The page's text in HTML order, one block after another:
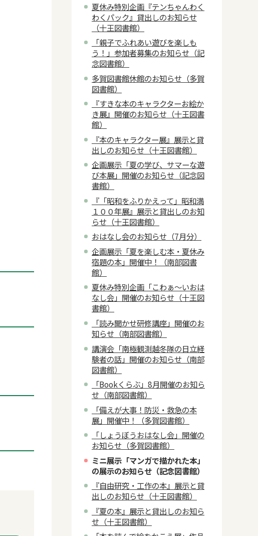
夏休み特別企画『テンちゃんわく
わくパック』貸出しのお知らせ
（十王図書館）
「親子でふれあい遊びを楽しも
う！」参加者募集のお知らせ（記
念図書館）
多賀図書館休館のお知らせ（多賀
図書館）
『すきな本のキャラクターお絵か
き展』開催のお知らせ（十王図書
館）
『本のキャラクター展』展示と貸
出しのお知らせ（十王図書館）
企画展示「夏の学び、サマーな遊
び本展」開催のお知らせ（記念図
書館）
『「昭和をふりかえって」昭和満
１００年展』展示と貸出しのお知
らせ（十王図書館）
おはなし会のお知らせ（7月分）
企画展示「夏を楽しむ本・夏休み
宿題の本」開催中！（南部図書
館）
夏休み特別企画「こわぁ～いおは
なし会」開催のお知らせ（十王図
書館）
「読み聞かせ研修講座」開催のお
知らせ（南部図書館）
講演会「南極観測越冬隊の日立経
験者の話」開催のお知らせ（南部
図書館）
「Bookくらぶ」8月開催のお知ら
せ（南部図書館）
「備えが大事！防災・救急の本
展」開催中！（多賀図書館）
「しょうぼうおはなし会」開催の
お知らせ（多賀図書館）
ミニ展示「マンガで描かれた本」
の展示のお知らせ（記念図書館）
『自由研究・工作の本』展示と貸
出しのお知らせ（十王図書館）
『夏の本』展示と貸出しのお知ら
せ（十王図書館）